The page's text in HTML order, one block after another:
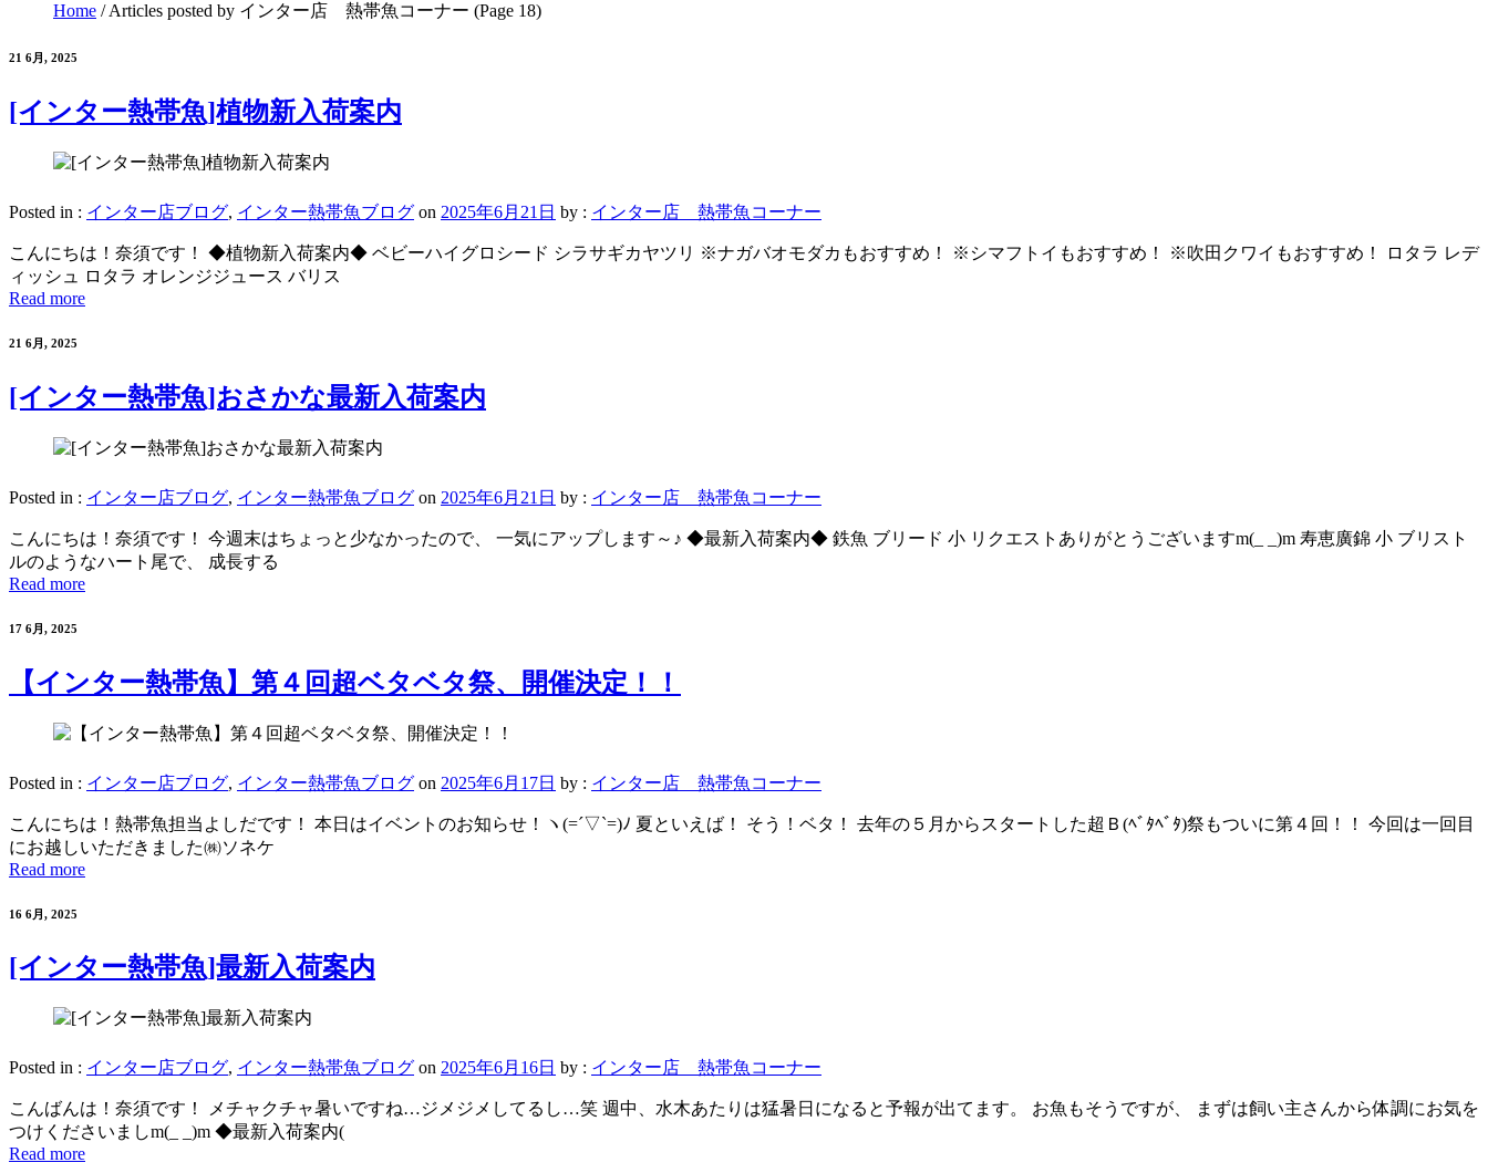
Home /Articles posted by インター店 熱帯魚コーナー (Page 18)
21 6月, 2025
[インター熱帯魚]植物新入荷案内
Posted in : インター店ブログ, インター熱帯魚ブログ on 2025年6月21日 by : インター店 熱帯魚コーナー
こんにちは！奈須です！ ◆植物新入荷案内◆ ベビーハイグロシード シラサギカヤツリ ※ナガバオモダカもおすすめ！ ※シマフトイもおすすめ！ ※吹田クワイもおすすめ！ ロタラ レデ
ィッシュ ロタラ オレンジジュース バリス
Read more
21 6月, 2025
[インター熱帯魚]おさかな最新入荷案内
Posted in : インター店ブログ, インター熱帯魚ブログ on 2025年6月21日 by : インター店 熱帯魚コーナー
こんにちは！奈須です！ 今週末はちょっと少なかったので、 一気にアップします～♪ ◆最新入荷案内◆ 鉄魚 ブリード 小 リクエストありがとうございますm(_ _)m 寿恵廣錦 小 ブリスト
ルのようなハート尾で、 成長する
Read more
17 6月, 2025
【インター熱帯魚】第４回超ベタベタ祭、開催決定！！
Posted in : インター店ブログ, インター熱帯魚ブログ on 2025年6月17日 by : インター店 熱帯魚コーナー
こんにちは！熱帯魚担当よしだです！ 本日はイベントのお知らせ！ヽ(=´▽`=)ﾉ 夏といえば！ そう！ベタ！ 去年の５月からスタートした超Ｂ(ﾍﾞﾀﾍﾞﾀ)祭もついに第４回！！ 今回は一回目
にお越しいただきました㈱ソネケ
Read more
16 6月, 2025
[インター熱帯魚]最新入荷案内
Posted in : インター店ブログ, インター熱帯魚ブログ on 2025年6月16日 by : インター店 熱帯魚コーナー
こんばんは！奈須です！ メチャクチャ暑いですね…ジメジメしてるし…笑 週中、水木あたりは猛暑日になると予報が出てます。 お魚もそうですが、 まずは飼い主さんから体調にお気を
つけくださいましm(_ _)m ◆最新入荷案内(
Read more